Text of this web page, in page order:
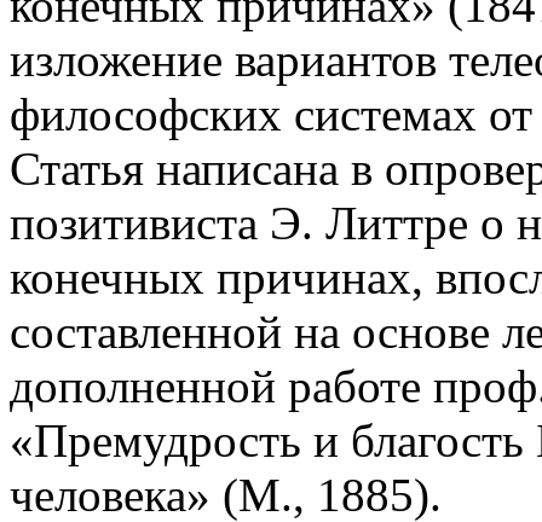
изложение вариантов
философских системах
Статья написана в
позитивиста Э. Литтре о
конечных причинах,
составленной на основе
дополненной работе
«Премудрость и
человека» (М., 1885).